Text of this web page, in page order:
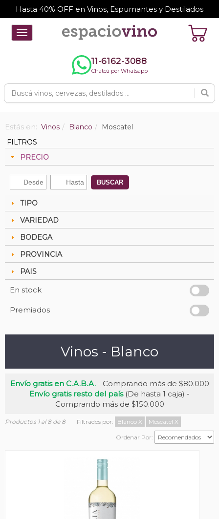
Hasta 40% OFF en Vinos, Espumantes y Destilados
Toggle
navigation
11-6162-3088
Chateá por Whatsapp
Estás en: Vinos Blanco
Moscatel
FILTROS
PRECIO
BUSCAR
TIPO
VARIEDAD
BODEGA
PROVINCIA
PAIS
En stock
Premiados
Vinos - Blanco
Envío gratis en C.A.B.A.- Comprando más de $80.000
Envío gratis resto del país(De hasta 1 caja) -
Comprando más de $150.000
Productos 1 al 8 de 8 Filtrados por: Blanco X Moscatel X
Ordenar Por: